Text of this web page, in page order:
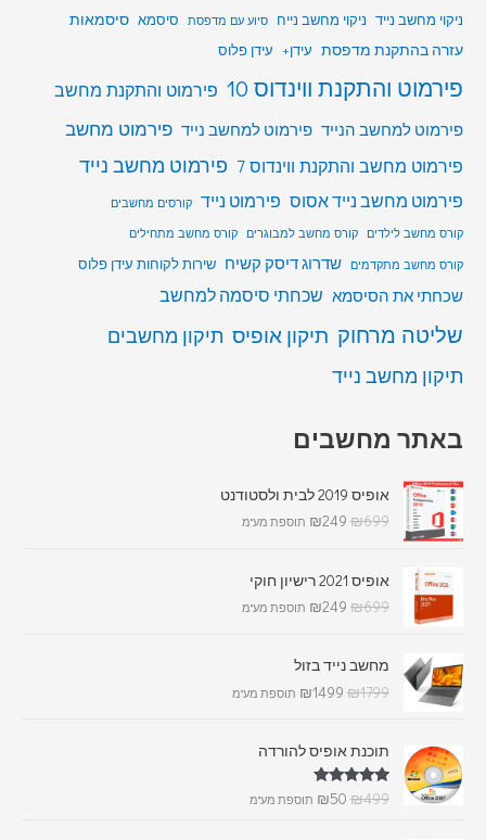
ניקוי מחשב נייד ניקוי מחשב נייח סיוע עם מדפסת סיסמא סיסמאות
עזרה בהתקנת מדפסת עידן+ עידן פלוס
פירמוט והתקנת ווינדוס 10 פירמוט והתקנת מחשב
פירמוט למחשב הנייד פירמוט למחשב נייד פירמוט מחשב
פירמוט מחשב והתקנת ווינדוס 7
פירמוט מחשב נייד
פירמוט מחשב נייד אסוס פירמוט נייד קורסים מחשבים
קורס מחשב לילדים
קורס מחשב למבוגרים
קורס מחשב מתחילים
קורס מחשב מתקדמים
שדרוג דיסק קשיח שירות לקוחות עידן פלוס
שכחתי את הסיסמא שכחתי סיסמה למחשב
שליטה מרחוק תיקון אופיס תיקון מחשבים
תיקון מחשב נייד
באתר מחשבים
אופיס 2019 לבית ולסטודנט
₪699
₪249 תוספת מע"מ
אופיס 2021 רישיון חוקי
₪699
₪249 תוספת מע"מ
מחשב נייד בזול
₪1799
₪1499 תוספת מע"מ
תוכנת אופיס להורדה
דורג5.00
₪499
₪50 תוספת מע"מ